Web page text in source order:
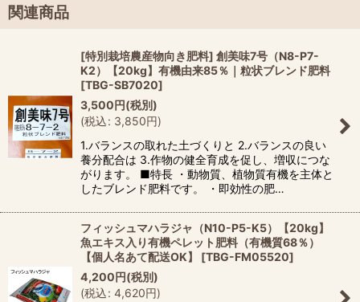
関連商品
[特別栽培農産物向き肥料] 創美味7号（N8-P7-
K2）【20kg】有機由来85％｜粒状ブレンド肥料
[TBG-SB7020]
3,500 円(税別)
(税込: 3,850円)
1.バランスの取れた土づくりと 2.バランスの良い
養分配合は 3.作物の健全育成を促し、増収につな
がります。 ■特長 ・動物質、植物質有機を主体と
したブレンド肥料です。 ・即効性の肥…
フィッシュマハラジャ（N10-P5-K5）【20kg】
魚エキス入り有機ペレット肥料（有機質68％）
【個人名あて配送OK】
[TBG-FM05520]
4,200 円(税別)
(税込: 4,620円)